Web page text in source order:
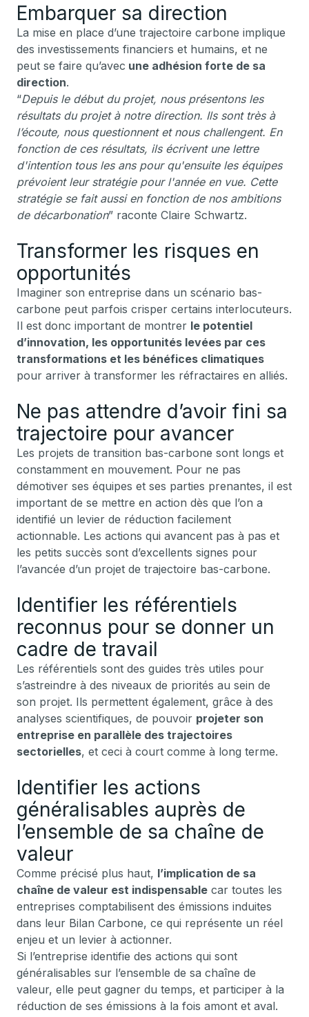
Embarquer sa direction
La mise en place d’une trajectoire carbone implique
des investissements financiers et humains, et ne
peut se faire qu’avec une adhésion forte de sa
direction.
“Depuis le début du projet, nous présentons les
résultats du projet à notre direction. Ils sont très à
l’écoute, nous questionnent et nous challengent. En
fonction de ces résultats, ils écrivent une lettre
d'intention tous les ans pour qu'ensuite les équipes
prévoient leur stratégie pour l'année en vue. Cette
stratégie se fait aussi en fonction de nos ambitions
de décarbonation” raconte Claire Schwartz.
Transformer les risques en
opportunités
Imaginer son entreprise dans un scénario bas-
carbone peut parfois crisper certains interlocuteurs.
Il est donc important de montrer le potentiel
d’innovation, les opportunités levées par ces
transformations et les bénéfices climatiques
pour arriver à transformer les réfractaires en alliés.
Ne pas attendre d’avoir fini sa
trajectoire pour avancer
Les projets de transition bas-carbone sont longs et
constamment en mouvement. Pour ne pas
démotiver ses équipes et ses parties prenantes, il est
important de se mettre en action dès que l’on a
identifié un levier de réduction facilement
actionnable. Les actions qui avancent pas à pas et
les petits succès sont d’excellents signes pour
l’avancée d’un projet de trajectoire bas-carbone.
Identifier les référentiels
reconnus pour se donner un
cadre de travail
Les référentiels sont des guides très utiles pour
s’astreindre à des niveaux de priorités au sein de
son projet. Ils permettent également, grâce à des
analyses scientifiques, de pouvoir projeter son
entreprise en parallèle des trajectoires
sectorielles, et ceci à court comme à long terme.
Identifier les actions
généralisables auprès de
l’ensemble de sa chaîne de
valeur
Comme précisé plus haut, l’implication de sa
chaîne de valeur est indispensable car toutes les
entreprises comptabilisent des émissions induites
dans leur Bilan Carbone, ce qui représente un réel
enjeu et un levier à actionner.
Si l’entreprise identifie des actions qui sont
généralisables sur l’ensemble de sa chaîne de
valeur, elle peut gagner du temps, et participer à la
réduction de ses émissions à la fois amont et aval.